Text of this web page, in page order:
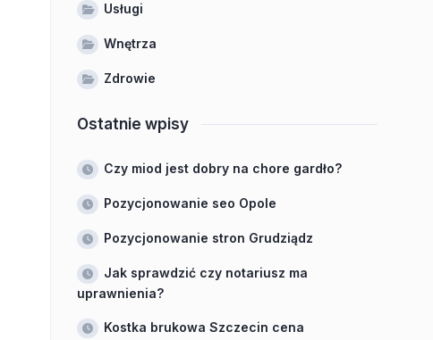
Usługi
Wnętrza
Zdrowie
Ostatnie wpisy
Czy miod jest dobry na chore gardło?
Pozycjonowanie seo Opole
Pozycjonowanie stron Grudziądz
Jak sprawdzić czy notariusz ma
uprawnienia?
Kostka brukowa Szczecin cena